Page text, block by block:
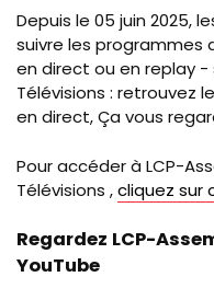
Depuis le 05 juin 2025,
suivre les programmes
en direct ou en replay
Télévisions : retrouvez
en direct, Ça vous
Pour accéder à LCP-
Télévisions ,cliquez sur
Regardez LCP-
YouTube